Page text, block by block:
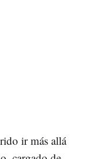
ir más allá